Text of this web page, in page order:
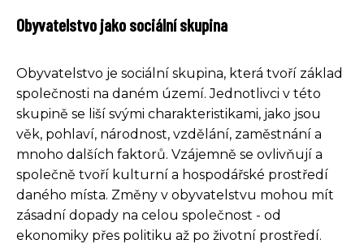
Obyvatelstvo jako sociální skupina
Obyvatelstvo je sociální skupina, která tvoří základ
společnosti na daném území. Jednotlivci v této
skupině se liší svými charakteristikami, jako jsou
věk, pohlaví, národnost, vzdělání, zaměstnání a
mnoho dalších faktorů. Vzájemně se ovlivňují a
společně tvoří kulturní a hospodářské prostředí
daného místa. Změny v obyvatelstvu mohou mít
zásadní dopady na celou společnost - od
ekonomiky přes politiku až po životní prostředí.